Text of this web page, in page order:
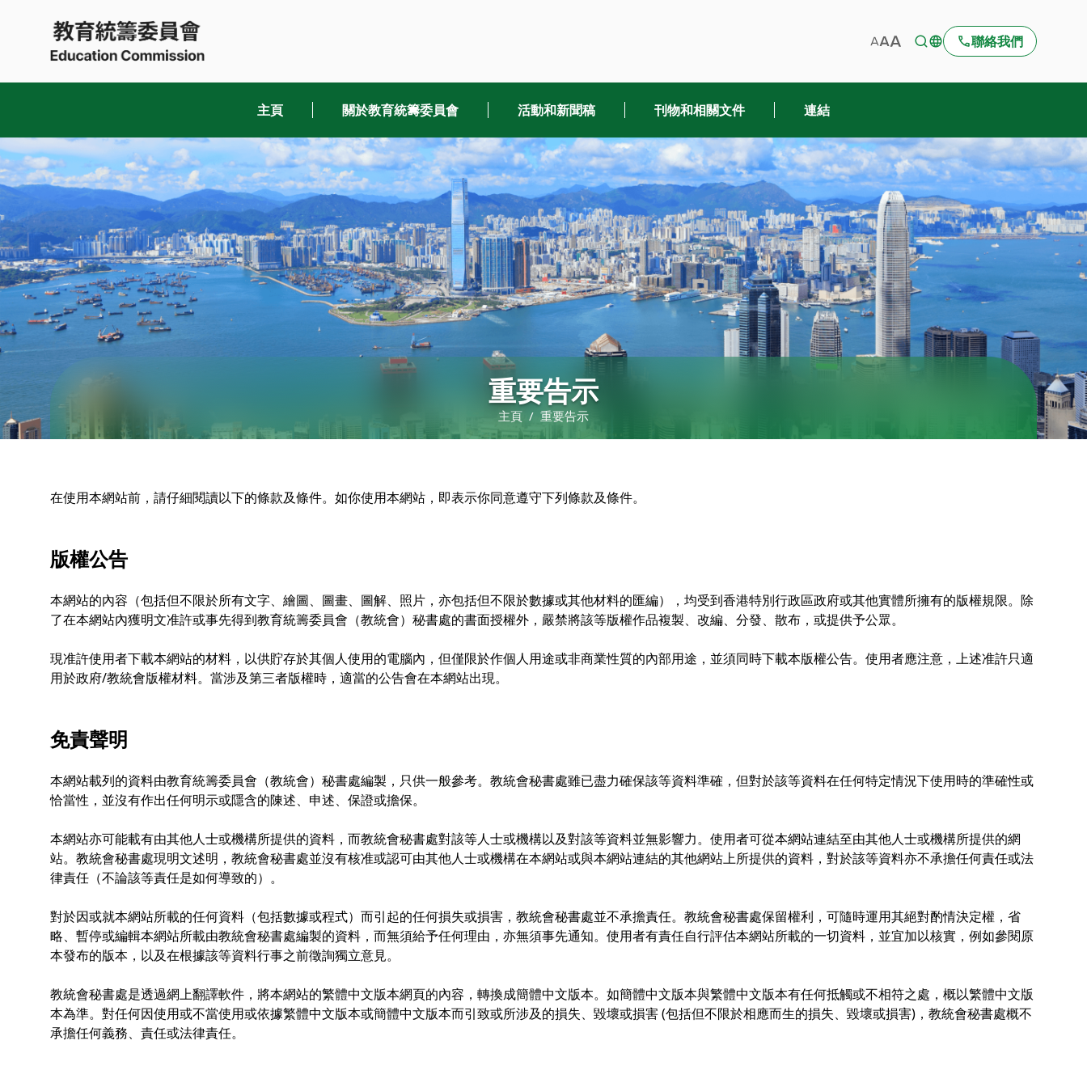
聯絡我們
主頁 關於教育統籌委員會 活動和新聞稿 刊物和相關文件 連結
重要告示
主頁 / 重要告示
在使用本網站前，請仔細閱讀以下的條款及條件。如你使用本網站，即表示你同意遵守下列條款及條件。
版權公告
本網站的內容（包括但不限於所有文字、繪圖、圖畫、圖解、照片，亦包括但不限於數據或其他材料的匯編），均受到香港特別行政區政府或其他實體所擁有的版權規限。除
了在本網站內獲明文准許或事先得到教育統籌委員會（教統會）秘書處的書面授權外，嚴禁將該等版權作品複製、改編、分發、散布，或提供予公眾。
現准許使用者下載本網站的材料，以供貯存於其個人使用的電腦內，但僅限於作個人用途或非商業性質的內部用途，並須同時下載本版權公告。使用者應注意，上述准許只適
用於政府/教統會版權材料。當涉及第三者版權時，適當的公告會在本網站出現。
免責聲明
本網站載列的資料由教育統籌委員會（教統會）秘書處編製，只供一般參考。教統會秘書處雖已盡力確保該等資料準確，但對於該等資料在任何特定情況下使用時的準確性或
恰當性，並沒有作出任何明示或隱含的陳述、申述、保證或擔保。
本網站亦可能載有由其他人士或機構所提供的資料，而教統會秘書處對該等人士或機構以及對該等資料並無影響力。使用者可從本網站連結至由其他人士或機構所提供的網
站。教統會秘書處現明文述明，教統會秘書處並沒有核准或認可由其他人士或機構在本網站或與本網站連結的其他網站上所提供的資料，對於該等資料亦不承擔任何責任或法
律責任（不論該等責任是如何導致的）。
對於因或就本網站所載的任何資料（包括數據或程式）而引起的任何損失或損害，教統會秘書處並不承擔責任。教統會秘書處保留權利，可隨時運用其絕對酌情決定權，省
略、暫停或編輯本網站所載由教統會秘書處編製的資料，而無須給予任何理由，亦無須事先通知。使用者有責任自行評估本網站所載的一切資料，並宜加以核實，例如參閱原
本發布的版本，以及在根據該等資料行事之前徵詢獨立意見。
教統會秘書處是透過網上翻譯軟件，將本網站的繁體中文版本網頁的內容，轉換成簡體中文版本。如簡體中文版本與繁體中文版本有任何抵觸或不相符之處，概以繁體中文版
本為準。對任何因使用或不當使用或依據繁體中文版本或簡體中文版本而引致或所涉及的損失、毀壞或損害 (包括但不限於相應而生的損失、毀壞或損害)，教統會秘書處概不
承擔任何義務、責任或法律責任。